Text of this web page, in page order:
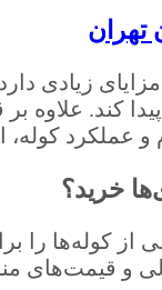
تهران
مزایای
کند. علاوه بر
عملکرد کوله،
خرید؟
از کوله‌ها
و قیمت‌های